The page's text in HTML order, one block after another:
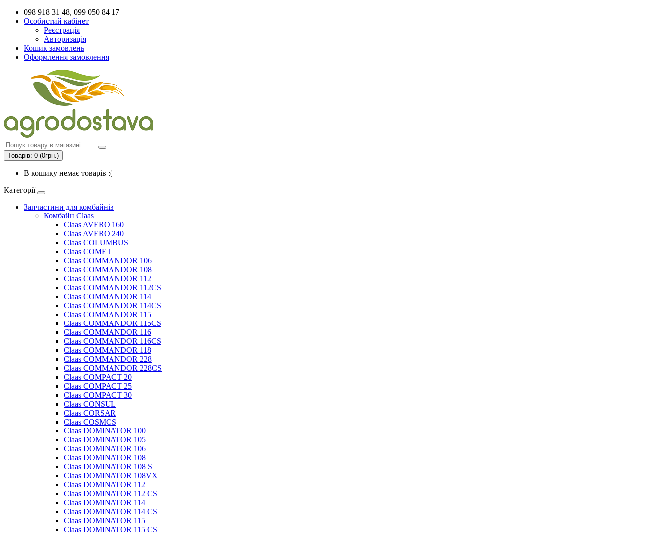
098 918 31 48, 099 050 84 17
Особистий кабінет
Реєстрація
Авторизація
Кошик замовлень
Оформлення замовлення
Товарів: 0 (0грн.)
В кошику немає товарів :(
Категорії
Запчастини для комбайнів
Комбайн Claas
Claas AVERO 160
Claas AVERO 240
Claas COLUMBUS
Claas COMET
Claas COMMANDOR 106
Claas COMMANDOR 108
Claas COMMANDOR 112
Claas COMMANDOR 112CS
Claas COMMANDOR 114
Claas COMMANDOR 114CS
Claas COMMANDOR 115
Claas COMMANDOR 115CS
Claas COMMANDOR 116
Claas COMMANDOR 116CS
Claas COMMANDOR 118
Claas COMMANDOR 228
Claas COMMANDOR 228CS
Claas COMPACT 20
Claas COMPACT 25
Claas COMPACT 30
Claas CONSUL
Claas CORSAR
Claas COSMOS
Claas DOMINATOR 100
Claas DOMINATOR 105
Claas DOMINATOR 106
Claas DOMINATOR 108
Claas DOMINATOR 108 S
Claas DOMINATOR 108VX
Claas DOMINATOR 112
Claas DOMINATOR 112 CS
Claas DOMINATOR 114
Claas DOMINATOR 114 CS
Claas DOMINATOR 115
Claas DOMINATOR 115 CS